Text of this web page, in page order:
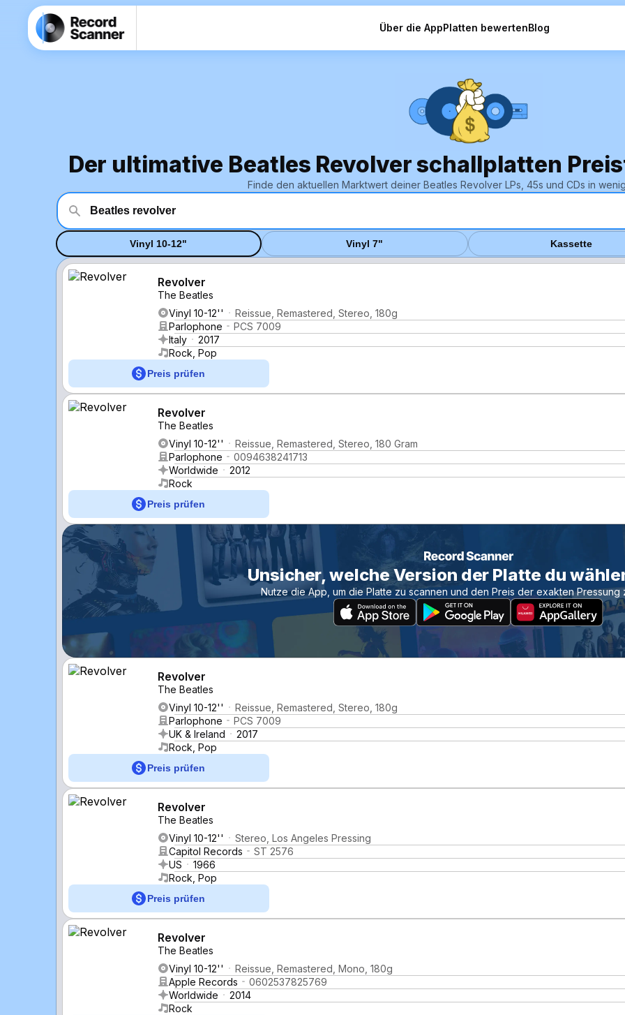
Über die AppPlatten bewertenBlog
Der ultimative Beatles Revolver schallplatten
Finde den aktuellen Marktwert deiner Beatles Revolver LPs, 45s und CDs in
Vinyl 10-12" Vinyl 7" Kassette
Revolver
The Beatles
Vinyl 10-12''
Reissue, Remastered, Stereo, 180g
Parlophone
PCS 7009
Italy
2017
Rock, Pop
Preis prüfen
Revolver
The Beatles
Vinyl 10-12''
Reissue, Remastered, Stereo, 180 Gram
Parlophone
0094638241713
Worldwide
2012
Rock
Preis prüfen
Unsicher, welche Version der Platte du
Nutze die App, um die Platte zu scannen und den Preis der exakten Pressung
Revolver
The Beatles
Vinyl 10-12''
Reissue, Remastered, Stereo, 180g
Parlophone
PCS 7009
UK & Ireland
2017
Rock, Pop
Preis prüfen
Revolver
The Beatles
Vinyl 10-12''
Stereo, Los Angeles Pressing
Capitol Records
ST 2576
US
1966
Rock, Pop
Preis prüfen
Revolver
The Beatles
Vinyl 10-12''
Reissue, Remastered, Mono, 180g
Apple Records
0602537825769
Worldwide
2014
Rock